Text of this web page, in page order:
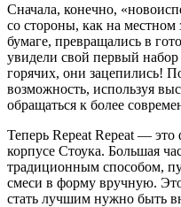
Сначала, конечно,
со стороны, как на
бумаге, превращались в
увидели свой первый
горячих, они зацепились!
возможность, используя
обращаться к более
Теперь Repeat Repeat — это
корпусе Стоука. Большая
традиционным способом,
смеси в форму вручную.
стать лучшим нужно быть